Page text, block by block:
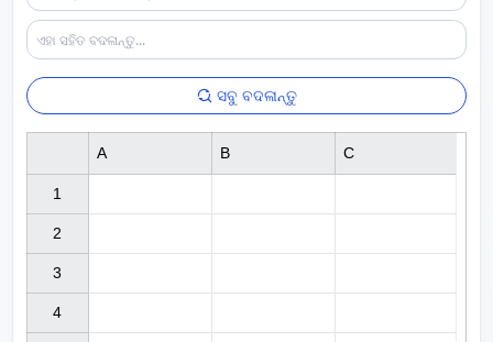
ସବୁ ବଦଳାନ୍ତୁ
1
2
3
4
A B C